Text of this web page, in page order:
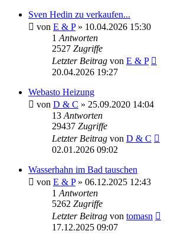
Sven Hedin zu verkaufen...
von E & P» 10.04.2026 15:30
1 Antworten
2527 Zugriffe
Letzter Beitrag von E & P
20.04.2026 19:27
Webasto Heizung
von D & C » 25.09.2020 14:04
13 Antworten
29437 Zugriffe
Letzter Beitrag von D & C
02.01.2026 09:02
Wasserhahn im Bad tauschen
von E & P» 06.12.2025 12:43
1 Antworten
5262 Zugriffe
Letzter Beitrag von tomasn
17.12.2025 09:07